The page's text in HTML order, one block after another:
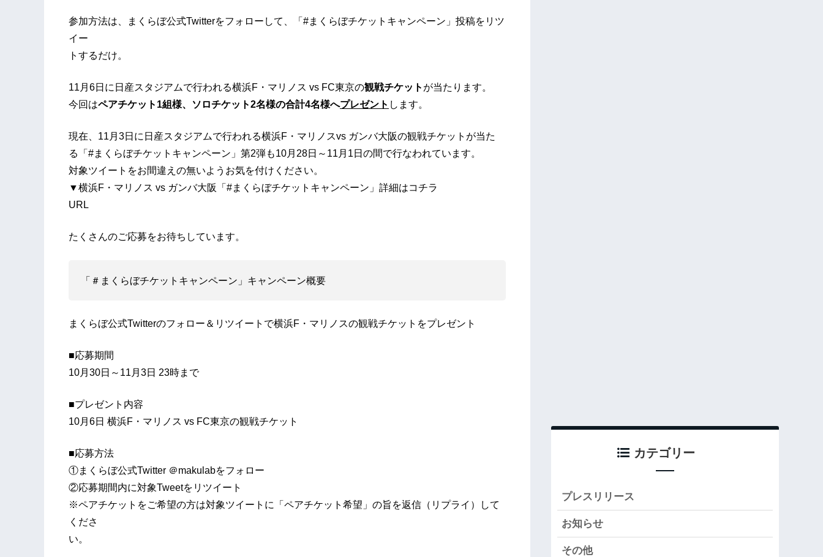
参加方法は、まくらぼ公式Twitterをフォローして、「#まくらぼチケットキャンペーン」投稿をリツ
イー
トするだけ。
11月6日に日産スタジアムで行われる横浜F・マリノス vs FC東京の観戦チケット が当たります。
今回はペアチケット1組様、ソロチケット2名様の合計4名様へプレゼント します。
現在、11月3日に日産スタジアムで行われる横浜F・マリノスvs ガンバ大阪の観戦チケットが当た
る「#まくらぼチケットキャンペーン」第2弾も10月28日～11月1日の間で行なわれています。
対象ツイートをお間違えの無いようお気を付けください。
▼横浜F・マリノス vs ガンバ大阪「#まくらぼチケットキャンペーン」詳細はコチラ
URL
たくさんのご応募をお待ちしています。
「＃まくらぼチケットキャンペーン」キャンペーン概要
まくらぼ公式Twitterのフォロー＆リツイートで横浜F・マリノスの観戦チケットをプレゼント
■応募期間
10月30日～11月3日 23時まで
■プレゼント内容
10月6日 横浜F・マリノス vs FC東京の観戦チケット
■応募方法
①まくらぼ公式Twitter ＠makulabをフォロー
②応募期間内に対象Tweetをリツイート
※ペアチケットをご希望の方は対象ツイートに「ペアチケット希望」の旨を返信（リプライ）して
くださ
い。
カテゴリー
プレスリリース
お知らせ
その他